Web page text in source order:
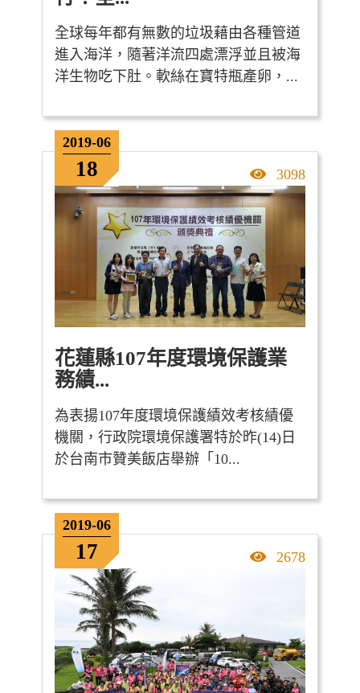
全球每年都有無數的垃圾藉由各種管道
進入海洋，隨著洋流四處漂浮並且被海
洋生物吃下肚。軟絲在寶特瓶產卵，...
2019-06
18 點擊率
3098
花蓮縣107年度環境保護業
務績...
為表揚107年度環境保護績效考核績優
機關，行政院環境保護署特於昨(14)日
於台南市贊美飯店舉辦「10...
2019-06
17 點擊率
2678